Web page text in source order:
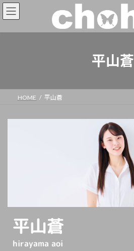
平山蒼
HOME 平山蒼
平山蒼
hirayama aoi